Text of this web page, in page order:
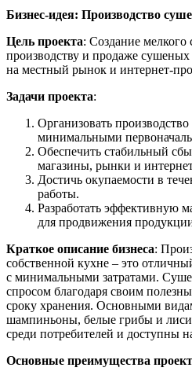
Бизнес-идея: Производство
Цель проекта: Создание мелкого
производству и продаже
на местный рынок и интернет-
Задачи проекта:
Организовать
минимальными
Обеспечить стабильный
магазины, рынки и
Достичь окупаемости в
работы.
Разработать эффективную
для продвижения
Краткое описание бизнеса:
собственной кухне – это
с минимальными затратами.
спросом благодаря своим
сроку хранения. Основными
шампиньоны, белые грибы и
среди потребителей и доступны
Основные преимущества